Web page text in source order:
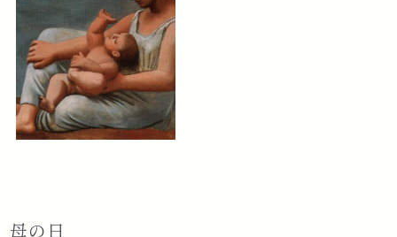
母の日